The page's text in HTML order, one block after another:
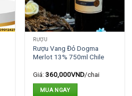
RƯỢU
Rượu Vang Đỏ Dogma
Merlot 13% 750ml Chile
Giá: 360,000VND/chai
MUA NGAY